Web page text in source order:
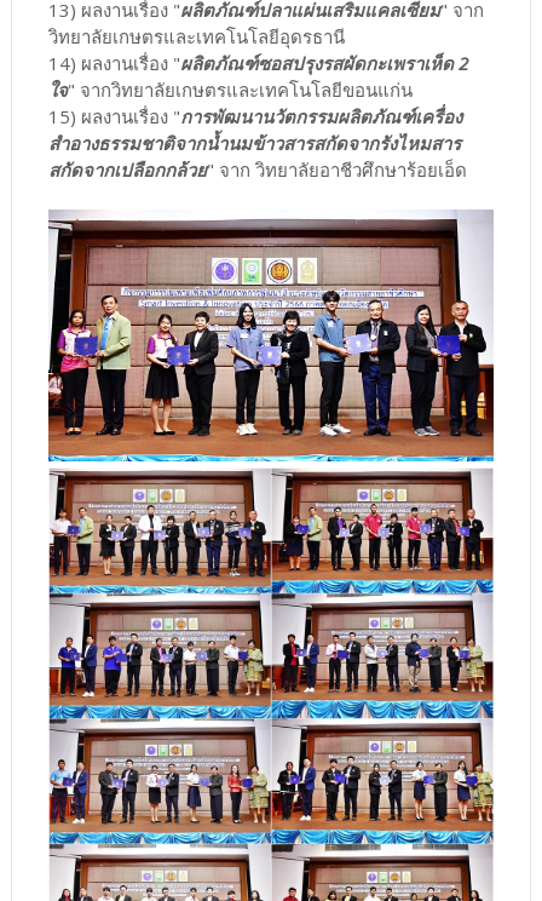
13) ผลงานเรื่อง "ผลิตภัณฑ์ปลาแผ่นเสริมแคลเซียม" จาก
วิทยาลัยเกษตรและเทคโนโลยีอุดรธานี
14) ผลงานเรื่อง "ผลิตภัณฑ์ซอสปรุงรสผัดกะเพราเห็ด 2
ใจ" จากวิทยาลัยเกษตรและเทคโนโลยีขอนแก่น
15) ผลงานเรื่อง "การพัฒนานวัตกรรมผลิตภัณฑ์เครื่อง
สำอางธรรมชาติจากน้ำนมข้าวสารสกัดจากรังไหมสาร
สกัดจากเปลือกกล้วย" จาก วิทยาลัยอาชีวศึกษาร้อยเอ็ด